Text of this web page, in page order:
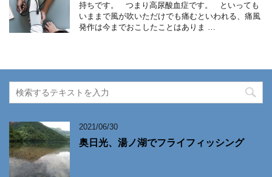
持ちです。 つまり高尿酸血症です。 といっても
いままで風が吹いただけでも痛むといわれる、痛風
発作は今までおこしたことはありま …
2021/06/30
奥日光、湯ノ湖でフライフィッシング